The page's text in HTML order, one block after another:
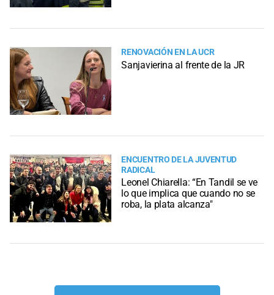
RENOVACIÓN EN LA UCR
Sanjavierina al frente de la JR
ENCUENTRO DE LA JUVENTUD
RADICAL
Leonel Chiarella: “En Tandil se ve
lo que implica que cuando no se
roba, la plata alcanza"